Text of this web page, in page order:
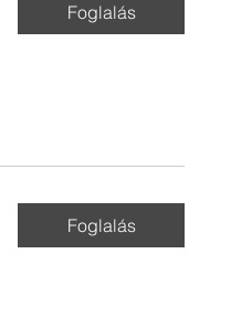
Foglalás
Foglalás